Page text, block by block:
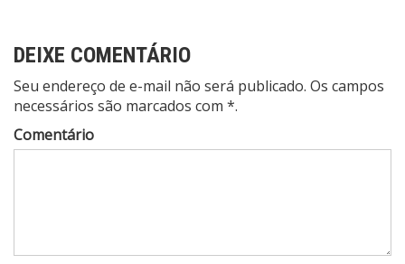
DEIXE COMENTÁRIO
Seu endereço de e-mail não será publicado. Os campos
necessários são marcados com *.
Comentário